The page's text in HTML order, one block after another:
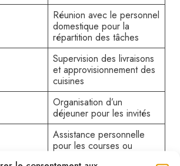
Réunion avec le personnel
domestique pour la
répartition des tâches
Supervision des livraisons
et approvisionnement des
cuisines
Organisation d’un
déjeuner pour les invités
Assistance personnelle
pour les courses ou